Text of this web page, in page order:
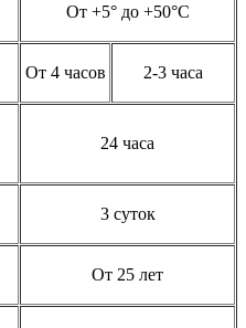
От +5° до +50°С
От 4 часов 2-3 часа
24 часа
3 суток
От 25 лет